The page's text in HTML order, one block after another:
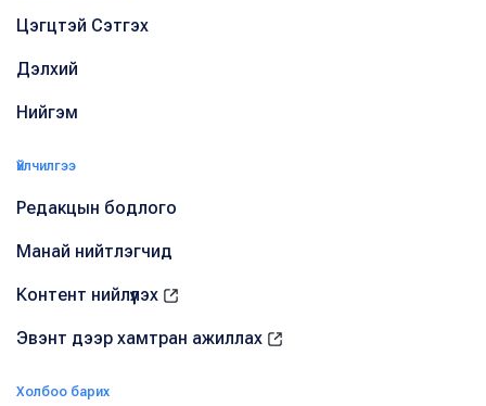
Цэгцтэй Сэтгэх
Дэлхий
Нийгэм
Үйлчилгээ
Редакцын бодлого
Манай нийтлэгчид
Контент нийлүүлэх
Эвэнт дээр хамтран ажиллах
Холбоо барих